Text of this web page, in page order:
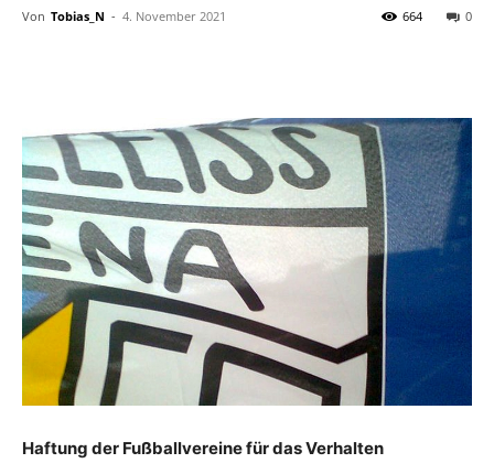
Von Tobias_N - 4. November 2021 0
664
Haftung der Fußballvereine für das Verhalten